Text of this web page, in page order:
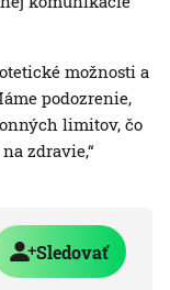
možnosti a
podozrenie,
limitov, čo
zdravie,“
Sledovať